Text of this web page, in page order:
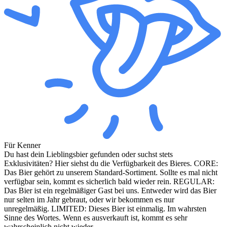
Für Kenner
Du hast dein Lieblingsbier gefunden oder suchst stets
Exklusivitäten? Hier siehst du die Verfügbarkeit des Bieres. CORE:
Das Bier gehört zu unserem Standard-Sortiment. Sollte es mal nicht
verfügbar sein, kommt es sicherlich bald wieder rein. REGULAR:
Das Bier ist ein regelmäßiger Gast bei uns. Entweder wird das Bier
nur selten im Jahr gebraut, oder wir bekommen es nur
unregelmäßig. LIMITED: Dieses Bier ist einmalig. Im wahrsten
Sinne des Wortes. Wenn es ausverkauft ist, kommt es sehr